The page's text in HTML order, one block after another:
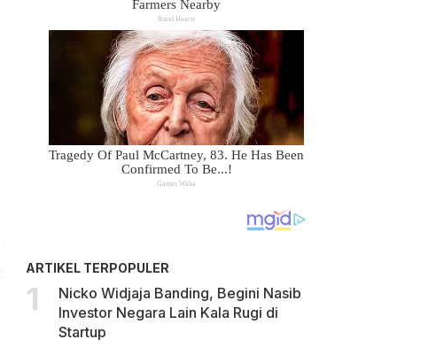
ARTIKEL TERPOPULER
Nicko Widjaja Banding, Begini Nasib
Investor Negara Lain Kala Rugi di
Startup